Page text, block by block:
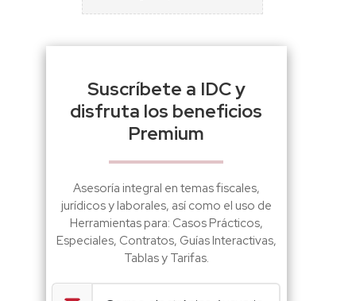
Suscríbete a IDC y
disfruta los beneficios
Premium
Asesoría integral en temas fiscales,
jurídicos y laborales, así como el uso de
Herramientas para: Casos Prácticos,
Especiales, Contratos, Guías Interactivas,
Tablas y Tarifas.